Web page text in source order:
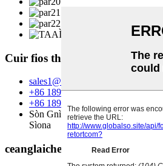
Cuir fios thugainn
sales1@dtszb.com
+86 18953636707
+86 18953636707
Sòn Gnìomhachais DTS,
Sìona
ceanglaichean luath